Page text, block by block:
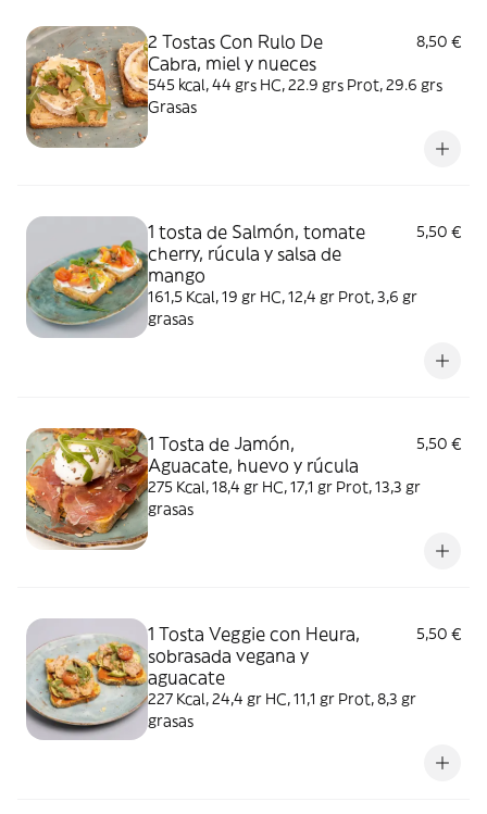
2 Tostas Con Rulo De
Cabra, miel y nueces
8,50 €
545 kcal, 44 grs HC, 22.9 grs Prot, 29.6 grs
Grasas
1 tosta de Salmón, tomate
cherry, rúcula y salsa de
mango
5,50 €
161,5 Kcal, 19 gr HC, 12,4 gr Prot, 3,6 gr
grasas
1 Tosta de Jamón,
Aguacate, huevo y rúcula
5,50 €
275 Kcal, 18,4 gr HC, 17,1 gr Prot, 13,3 gr
grasas
1 Tosta Veggie con Heura,
sobrasada vegana y
aguacate
5,50 €
227 Kcal, 24,4 gr HC, 11,1 gr Prot, 8,3 gr
grasas